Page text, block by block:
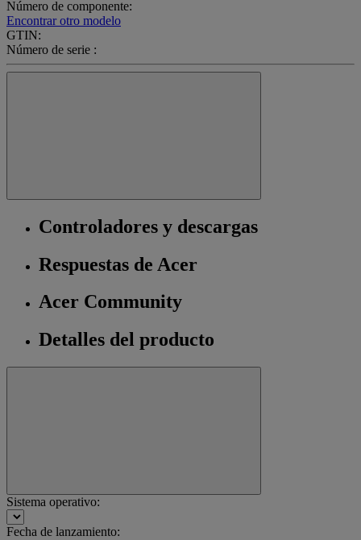
Número de componente:
Encontrar otro modelo
GTIN:
Número de serie :
Controladores y descargas
Respuestas de Acer
Acer Community
Detalles del producto
Sistema operativo:
Fecha de lanzamiento: